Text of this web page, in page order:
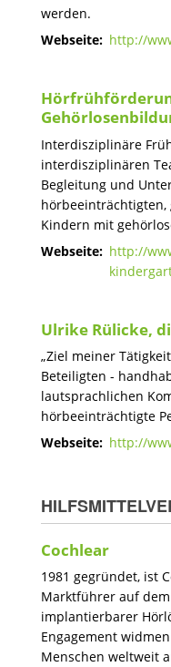
werden.
Webseite: http://
Interdisziplinäre
interdisziplinären
Begleitung und
hörbeeinträchtigten,
Kindern mit
Webseite: http://
Ulrike Rülicke,
„Ziel meiner
Beteiligten -
lautsprachlichen
hörbeeinträchtigte
Webseite: http://
Cochlear
1981 gegründet, ist
Marktführer auf
implantierbarer
Engagement
Menschen weltweit